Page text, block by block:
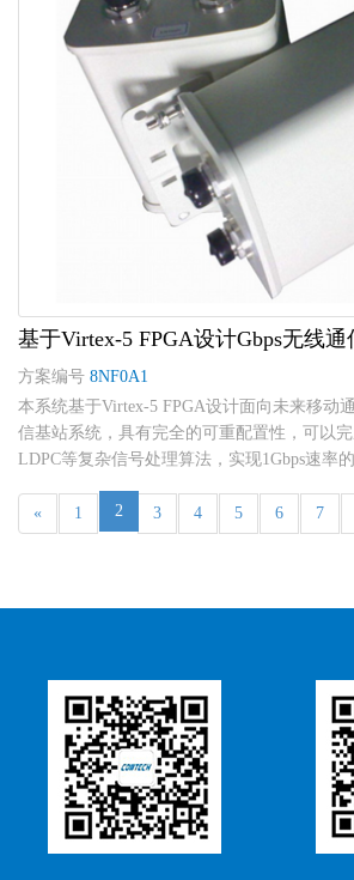
基于Virtex-5 FPGA设计Gbps无线通
方案编号 8NF0A1
本系统基于Virtex-5 FPGA设计面向未来移动
信基站系统，具有完全的可重配置性，可以
LDPC等复杂信号处理算法，实现1Gbps速率
« 1 2 3 4 5 6 7